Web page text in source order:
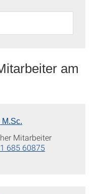
am
M.Sc.
Mitarbeiter
685 60875